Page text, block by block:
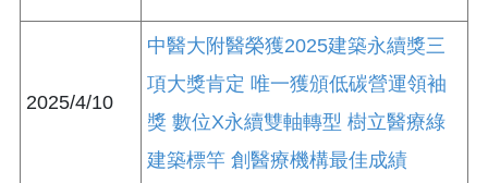
2025/4/10
中醫大附醫榮獲2025建築永續獎三
項大獎肯定 唯一獲頒低碳營運領袖
獎 數位X永續雙軸轉型 樹立醫療綠
建築標竿 創醫療機構最佳成績